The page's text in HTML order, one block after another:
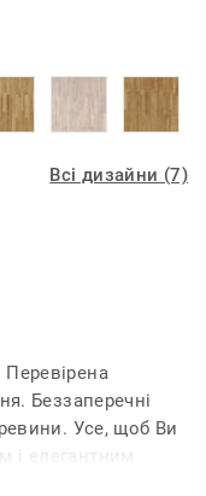
Всі дизайни (7)
Беззаперечні
Усе, щоб Ви
і елегантним